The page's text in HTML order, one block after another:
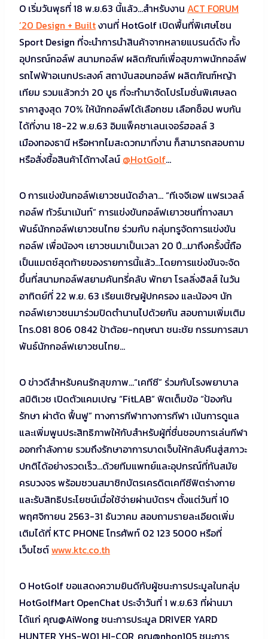
O เริ่มวันพุธที่ 18 พ.ย.63 นี้แล้ว…สำหรับงาน ACT FORUM
’20 Design + Builtงานที่ HotGolf เปิดพื้นที่พิเศษโซน
Sport Design ที่จะนำการนำสินค้าจากหลายแบรนด์ดัง ทั้ง
อุปกรณ์กอล์ฟ สนามกอล์ฟ ผลิตภัณฑ์เพื่อสุขภาพนักกอล์ฟ
รถไฟฟ้าอเนกประสงค์ สถาบันสอนกอล์ฟ ผลิตภัณฑ์หญ้า
เทียม รวมแล้วกว่า 20 บูธ ที่จะทำมาจัดโปรโมชั่นพิเศษลด
ราคาสูงสุด 70% ให้นักกอล์ฟได้เลือกชม เลือกช็อป พบกัน
ได้ที่งาน 18-22 พ.ย.63 อิมแพ็คชาเลนเจอร์ฮอลล์ 3
เมืองทองธานี หรือหากไมสะดวกมาที่งาน ก็สามารถสอบถาม
หรือสั่งซื้อสินค้าได้ทางไลน์ @HotGolf…
O การแข่งขันกอล์ฟเยาวชนนัดอำลา… “ทีเจจีเอฟ แฟรเวลล์
กอล์ฟ ทัวร์นาเม้นท์” การแข่งขันกอล์ฟเยาวชนที่ทางสมา
พันธ์นักกอล์ฟเยาวชนไทย ร่วมกับ กลุ่มทรูจัดการแข่งขัน
กอล์ฟ เพื่อน้องๆ เยาวชนมาเป็นเวลา 20 ปี…มาถึงครั้งนี้ถือ
เป็นแมตช์สุดท้ายของรายการนี้แล้ว…โดยการแข่งขันจะจัด
ขึ้นที่สนามกอล์ฟสยามคันทรี่คลับ พัทยา โรลลิ่งฮิลส์ ในวัน
อาทิตย์ที่ 22 พ.ย. 63 เรียนเชิญผู้ปกครอง และน้องๆ นัก
กอล์ฟเยาวชนมาร่วมปิดตำนานไปด้วยกัน สอบถามเพิ่มเติม
โทร.081 806 0842 ป้าต้อย-กฤษณา ชนะชัย กรรมการสมา
พันธ์นักกอล์ฟเยาวชนไทย…
O ข่าวดีสำหรับคนรักสุขภาพ…“เคทีซี” ร่วมกับโรงพยาบาล
สมิติเวช เปิดตัวแคมเปญ “FitLAB” ฟิตเต็มข้อ “ป้องกัน
รักษา ผ่าตัด ฟื้นฟู” ทางการกีฬาทางการกีฬา เน้นการดูแล
และเพิ่มพูนประสิทธิภาพให้กับสำหรับผู้ที่ชื่นชอบการเล่นกีฬา
ออกกำลังกาย รวมถึงรักษาอาการบาดเจ็บให้กลับคืนสู่สภาวะ
ปกติได้อย่างรวดเร็ว…ด้วยทีมแพทย์และอุปกรณ์ที่ทันสมัย
ครบวงจร พร้อมชวนสมาชิกบัตรเครดิตเคทีซีฟิตร่างกาย
และรับสิทธิประโยชน์เมื่อใช้จ่ายผ่านบัตรฯ ตั้งแต่วันที่ 10
พฤศจิกายน 2563-31 ธันวาคม สอบถามรายละเอียดเพิ่ม
เติมได้ที่ KTC PHONE โทรศัพท์ 02 123 5000 หรือที่
เว็บไซต์www.ktc.co.th
O HotGolf ขอแสดงความยินดีกับผู้ชนะการประมูลในกลุ่ม
HotGolfMart OpenChat ประจำวันที่ 1 พ.ย.63 ที่ผ่านมา
ได้แก่ คุณ@AiWong ชนะการประมูล DRIVER YARD
HUNTER YHS-W01 HI-COR, คุณ@nhon105 ชนะการ